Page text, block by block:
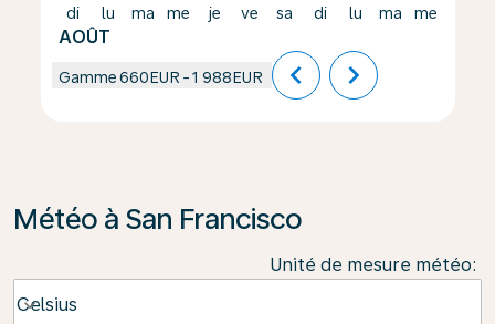
di
AOÛT
lu ma me je ve sa di lu ma me
Gamme660EUR -1 988EUR chevron_left chevron_right
Météo à San Francisco
Unité de mesure météo:
Celsius
keyboard_arrow_down